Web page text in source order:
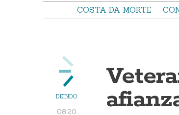
COSTA DA MORTE
DEINDO
08:20